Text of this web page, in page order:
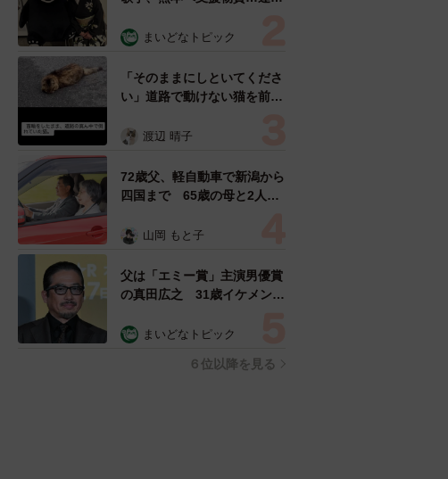
めらい 「痛いほど伝わる」
まいどなトピック
「そのままにしといてくださ
い」道路で動けない猫を前に
ようとした4日間 「命の重
表の訴え
渡辺 晴子
72歳父、軽自動車で新潟から
四国まで 65歳の母と2人で
憩まで分刻み… 「大学生で
山岡 もと子
父は「エミー賞」主演男優賞
の真田広之 31歳イケメン俳
「ガチヒロさんそっくり」
まいどなトピック
６位以降を見る